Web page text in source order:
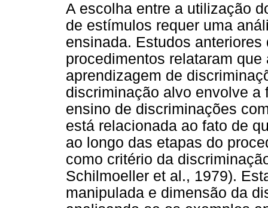
A escolha entre a utilização
de estímulos requer uma
ensinada. Estudos
procedimentos relataram
aprendizagem de
discriminação alvo envolve
ensino de discriminações
está relacionada ao fato de
ao longo das etapas do
como critério da
Schilmoeller et al., 1979).
manipulada e dimensão da